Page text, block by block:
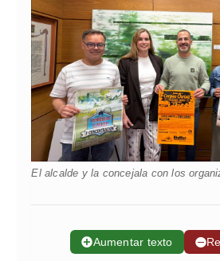
El alcalde y la concejala con los
➕Aumentar texto ➖